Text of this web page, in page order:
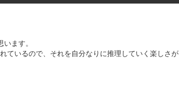
ます。
ているので、それを自分なりに推理していく楽しさが